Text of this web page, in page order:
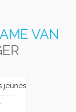
VAN
jeunes